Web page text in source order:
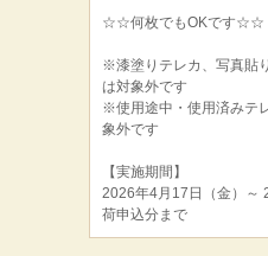
☆☆何枚でもOKです☆☆
※漆塗りテレカ、写真貼
は対象外です
※使用途中・使用済みテ
象外です
【実施期間】
2026年4月17日（金）～
荷申込分まで